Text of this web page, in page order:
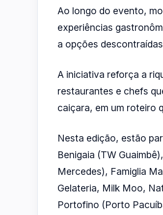
Ao longo do evento,
experiências
a opções
A iniciativa reforça a
restaurantes e chefs
caiçara, em um roteiro
Nesta edição, estão
Benigaia (TW
Mercedes), Famiglia
Gelateria, Milk Moo,
Portofino (Porto